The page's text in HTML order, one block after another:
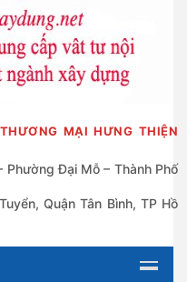
MẠI HƯNG THIỆN
Phường Đại Mỗ – Thành Phố
Quận Tân Bình, TP Hồ